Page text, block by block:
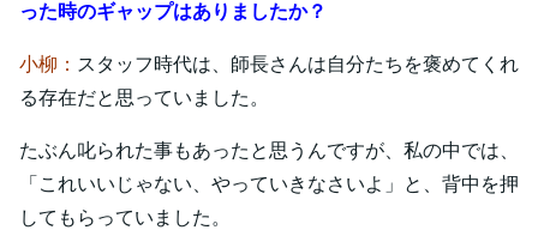
った時のギャップはありましたか？
小柳： スタッフ時代は、師長さんは自分たちを褒めてくれ
る存在だと思っていました。
たぶん叱られた事もあったと思うんですが、私の中では、
「これいいじゃない、やっていきなさいよ」と、背中を押
してもらっていました。